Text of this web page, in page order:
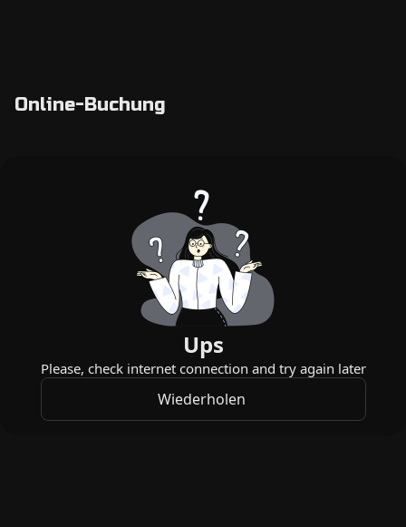
Online-Buchung